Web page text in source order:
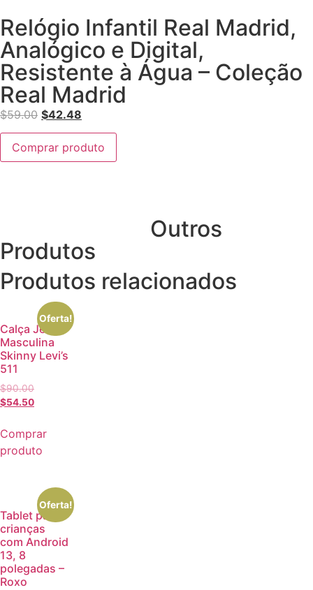
Relógio Infantil Real Madrid,
Analógico e Digital,
Resistente à Água – Coleção
Real Madrid
$59.00 $42.48
Comprar produto
Outros
Produtos
Produtos relacionados
Oferta!
Calça Jeans
Masculina
Skinny Levi’s
511
$90.00
$54.50
Comprar
produto
Oferta!
Tablet para
crianças
com Android
13, 8
polegadas –
Roxo